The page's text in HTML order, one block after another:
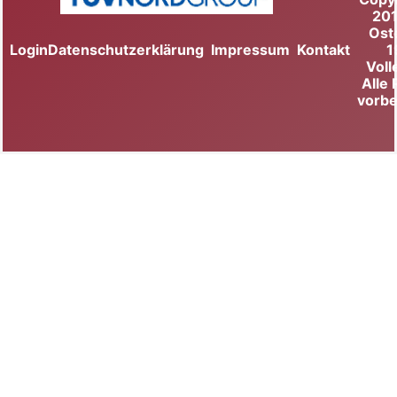
LoginDatenschutzerklärung Impressum Kontakt
Alle